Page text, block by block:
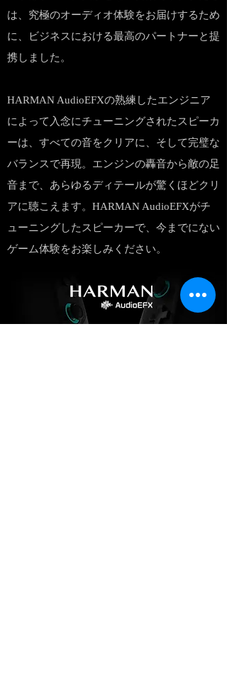
は、究極のオーディオ体験をお届けするため
に、ビジネスにおける最高のパートナーと提
携しました。
HARMAN AudioEFXの熟練したエンジニア
によって入念にチューニングされたスピーカ
ーは、すべての音をクリアに、そして完璧な
バランスで再現。エンジンの轟音から敵の足
音まで、あらゆるディテールが驚くほどクリ
アに聴こえます。HARMAN AudioEFXがチ
ューニングしたスピーカーで、今までにない
ゲーム体験をお楽しみください。